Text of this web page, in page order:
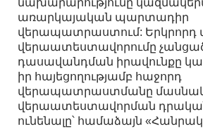
նախարարությունը
առարկայական պարտադիր
վերապատրաստում: Երկրորդ
վերաատեստավորումը չանցած
դասավանդման իրավունքը
իր հայեցողությամբ հաջորդ
վերապատրաստմանը
վերաատեստավորման դրական
ունենալը՝ համաձայն